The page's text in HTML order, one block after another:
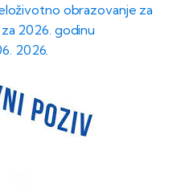
obrazovanje za
2026. godinu
2026.